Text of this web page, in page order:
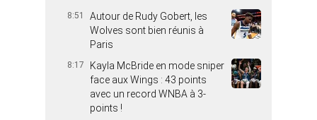
8:51
Autour de Rudy Gobert, les
Wolves sont bien réunis à
Paris
8:17
Kayla McBride en mode sniper
face aux Wings : 43 points
avec un record WNBA à 3-
points !